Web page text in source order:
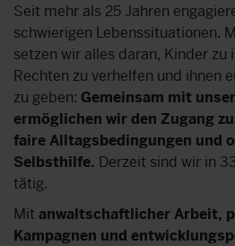
Seit mehr als 25 Jahren
schwierigen Lebenssituationen.
setzen wir alles daran, Kinder zu
Rechten zu verhelfen und ihnen
zu geben: Gemeinsam mit
ermöglichen wir den Zugang
faire Alltagsbedingungen und
Selbsthilfe. Derzeit sind wir in
tätig.
Mit anwaltschaftlicher Arbeit,
Kampagnen und